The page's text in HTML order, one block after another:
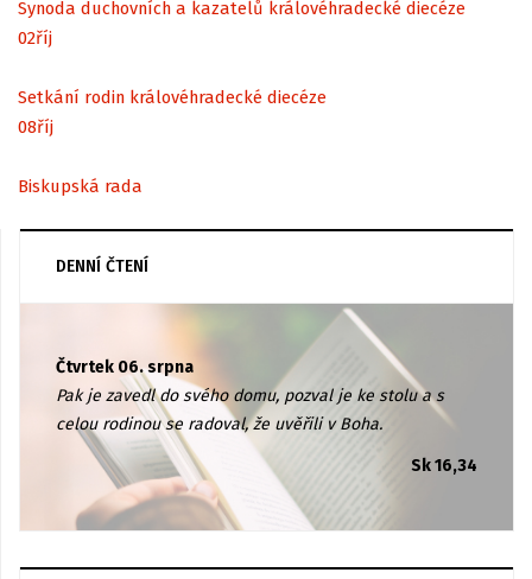
Synoda duchovních a kazatelů královéhradecké diecéze
02říj
Setkání rodin královéhradecké diecéze
08říj
Biskupská rada
DENNÍ ČTENÍ
Čtvrtek 06. srpna
Pak je zavedl do svého domu, pozval je ke stolu a s
celou rodinou se radoval, že uvěřili v Boha.
Sk 16,34